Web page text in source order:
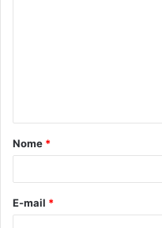
á
r
*
Nome *
E-mail *